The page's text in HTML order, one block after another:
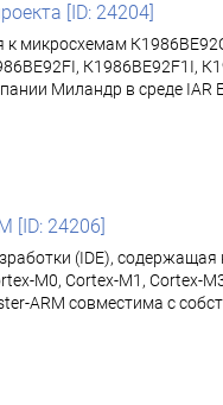
[ID: 24204]
микросхемам
К1986ВЕ92F1I,
Миландр в среде IAR
[ID: 24206]
(IDE),
M0, Cortex-M1, Cortex-
ARM совместима с